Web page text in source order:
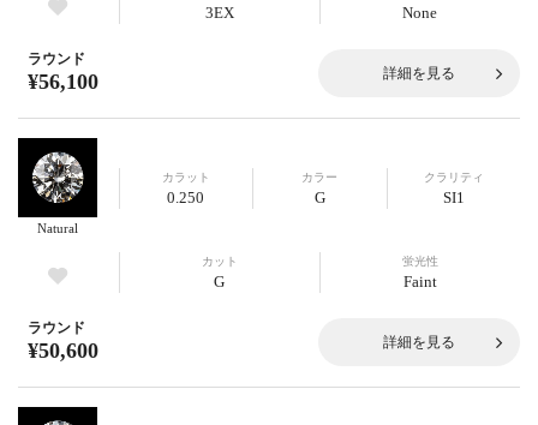
3EX None
ラウンド
¥56,100 詳細を見る
Natural
カラット
0.250
カラー
G
クラリティ
SI1
カット
G
蛍光性
Faint
ラウンド
¥50,600 詳細を見る